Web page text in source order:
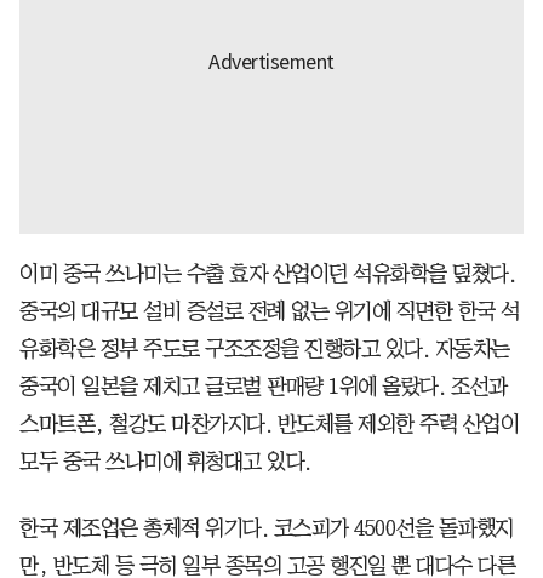
이미 중국 쓰나미는 수출 효자 산업이던 석유화학을 덮쳤다.
중국의 대규모 설비 증설로 전례 없는 위기에 직면한 한국 석
유화학은 정부 주도로 구조조정을 진행하고 있다. 자동차는
중국이 일본을 제치고 글로벌 판매량 1위에 올랐다. 조선과
스마트폰, 철강도 마찬가지다. 반도체를 제외한 주력 산업이
모두 중국 쓰나미에 휘청대고 있다.
한국 제조업은 총체적 위기다. 코스피가 4500선을 돌파했지
만, 반도체 등 극히 일부 종목의 고공 행진일 뿐 대다수 다른